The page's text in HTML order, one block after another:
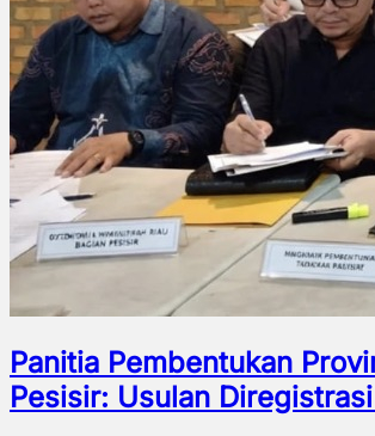
Panitia Pembentukan
Pesisir: Usulan